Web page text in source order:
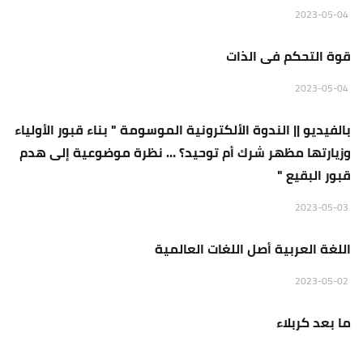
منبر الجمعة
قوة التحكم فى الذات
منبر الجمعة
بالفيديو || الندوة الألكترونية الموسومة " بناء قبور الأولياء
وزيارتها مظهر شرك أم توحيد؟ … نظرة موضوعية إلى هدم
قبور البقيع "
منبر الجمعة
اللغة العربية أصل اللغات العالمية
منبر الجمعة
ما بعد كربلاء